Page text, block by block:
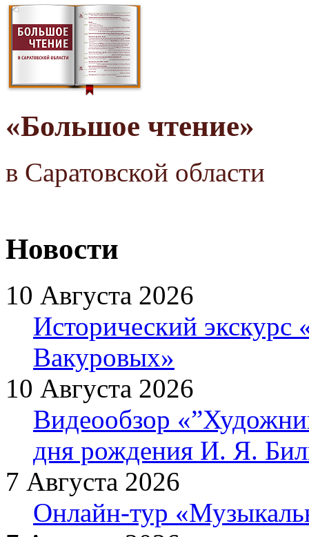
«Большое чтение»
в Саратовской области
Новости
10 Августа 2026
Исторический экскурс
Вакуровых»
10 Августа 2026
Видеообзор
дня рождения И. Я.
7 Августа 2026
Онлайн-тур